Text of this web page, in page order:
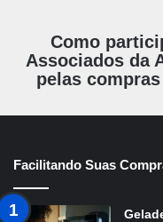
Como
Associados da
pelas
Facilitando Suas